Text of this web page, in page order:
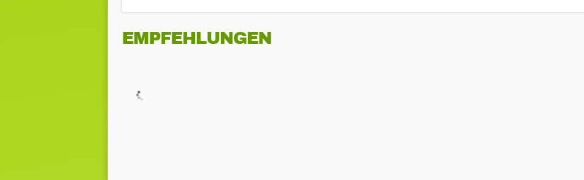
EMPFEHLUNGEN